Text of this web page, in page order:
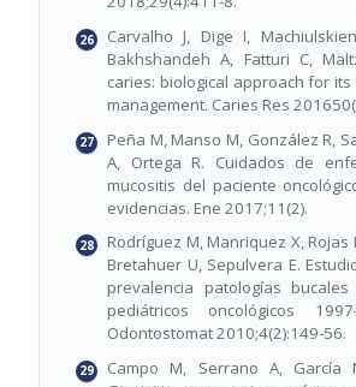
Carvalho J, Dige I,
Bakhshandeh A, Fatturi C,
caries: biological approach for
management. Caries Res
Peña M, Manso M, González R,
A, Ortega R. Cuidados de
mucositis del paciente
evidencias. Ene 2017;11(2).
Rodríguez M, Manriquez X, Rojas
Bretahuer U, Sepulvera E.
prevalencia patologías
pediátricos oncológicos
Odontostomat 2010;4(2):149-56.
Campo M, Serrano A, García